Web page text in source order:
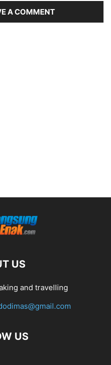
A COMMENT
US
and travelling
US